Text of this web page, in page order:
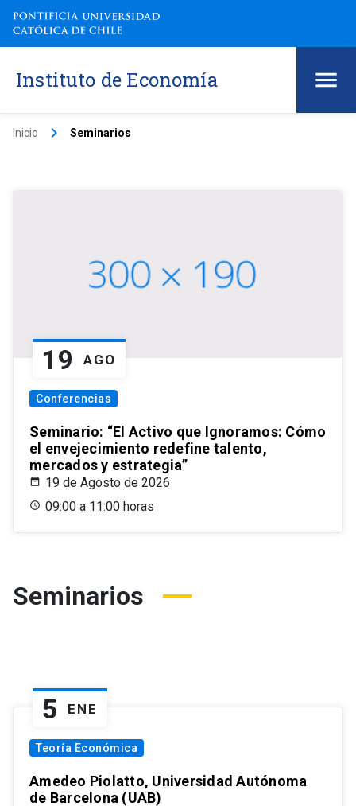
Instituto de Economía
Inicio keyboard_arrow_right Seminarios
19 AGO
Conferencias
Seminario: “El Activo que Ignoramos: Cómo
el envejecimiento redefine talento,
mercados y estrategia”
19 de Agosto de 2026
09:00 a 11:00 horas
Seminarios
5 ENE
Teoría Económica
Amedeo Piolatto, Universidad Autónoma
de Barcelona (UAB)